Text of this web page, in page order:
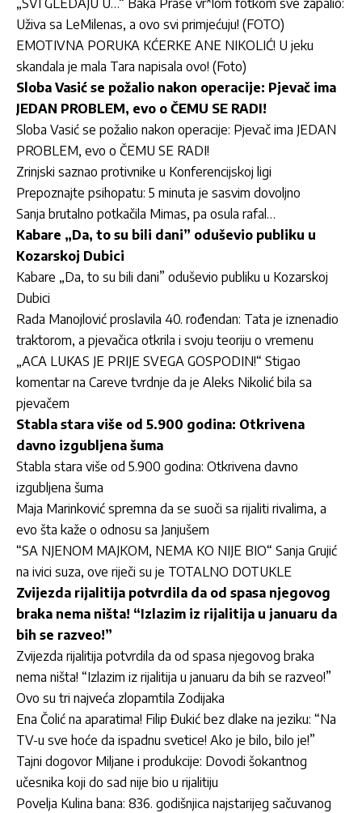
„SVI GLEDAJU U…“ Baka Prase vr*lom fotkom sve zapalio:
Uživa sa LeMilenas, a ovo svi primjećuju! (FOTO)
EMOTIVNA PORUKA KĆERKE ANE NIKOLIĆ! U jeku
skandala je mala Tara napisala ovo! (Foto)
Sloba Vasić se požalio nakon operacije: Pjevač ima
JEDAN PROBLEM, evo o ČEMU SE RADI!
Sloba Vasić se požalio nakon operacije: Pjevač ima JEDAN
PROBLEM, evo o ČEMU SE RADI!
Zrinjski saznao protivnike u Konferencijskoj ligi
Prepoznajte psihopatu: 5 minuta je sasvim dovoljno
Sanja brutalno potkačila Mimas, pa osula rafal…
Kabare „Da, to su bili dani” oduševio publiku u
Kozarskoj Dubici
Kabare „Da, to su bili dani” oduševio publiku u Kozarskoj
Dubici
Rada Manojlović proslavila 40. rođendan: Tata je iznenadio
traktorom, a pjevačica otkrila i svoju teoriju o vremenu
„ACA LUKAS JE PRIJE SVEGA GOSPODIN!“ Stigao
komentar na Careve tvrdnje da je Aleks Nikolić bila sa
pjevačem
Stabla stara više od 5.900 godina: Otkrivena
davno izgubljena šuma
Stabla stara više od 5.900 godina: Otkrivena davno
izgubljena šuma
Maja Marinković spremna da se suoči sa rijaliti rivalima, a
evo šta kaže o odnosu sa Janjušem
“SA NJENOM MAJKOM, NEMA KO NIJE BIO“ Sanja Grujić
na ivici suza, ove riječi su je TOTALNO DOTUKLE
Zvijezda rijalitija potvrdila da od spasa njegovog
braka nema ništa! “Izlazim iz rijalitija u januaru da
bih se razveo!”
Zvijezda rijalitija potvrdila da od spasa njegovog braka
nema ništa! “Izlazim iz rijalitija u januaru da bih se razveo!”
Ovo su tri najveća zlopamtila Zodijaka
Ena Čolić na aparatima! Filip Đukić bez dlake na jeziku: “Na
TV-u sve hoće da ispadnu svetice! Ako je bilo, bilo je!”
Tajni dogovor Miljane i produkcije: Dovodi šokantnog
učesnika koji do sad nije bio u rijalitiju
Povelja Kulina bana: 836. godišnjica najstarijeg sačuvanog